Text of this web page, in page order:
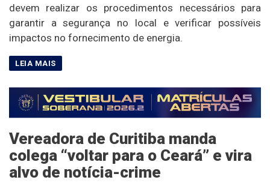
devem realizar os procedimentos necessários para
garantir a segurança no local e verificar possíveis
impactos no fornecimento de energia.
Vereadora de Curitiba manda
colega “voltar para o Ceará” e vira
alvo de notícia-crime